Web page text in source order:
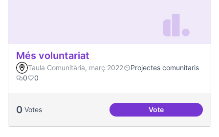
Més voluntariat
Taula Comunitària, març 2022
Projectes comunitaris
0
0
0 Votes VoteMés voluntariat